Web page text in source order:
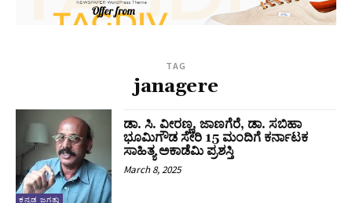
TAG
janagere
ಕನ್ನಡ ಜಗತ್ತು
ಡಾ. ಸಿ. ವೀರಣ್ಣ, ಜಾಣಗೆರೆ, ಡಾ. ಸಬಿಹಾ
ಭೂಮಿಗೌಡ ಸೇರಿ 15 ಮಂದಿಗೆ ಕರ್ನಾಟಕ
ಸಾಹಿತ್ಯ ಅಕಾಡೆಮಿ ಪ್ರಶಸ್ತಿ
March 8, 2025